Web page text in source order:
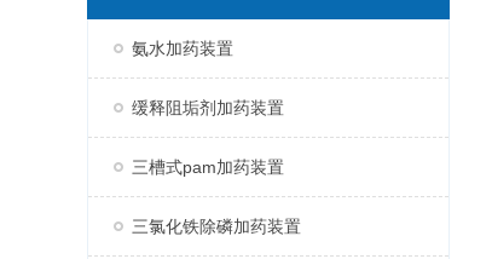
氨水加药装置
缓释阻垢剂加药装置
三槽式pam加药装置
三氯化铁除磷加药装置